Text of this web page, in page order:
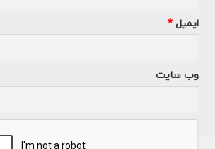
ایمیل*
وب‌ سایت